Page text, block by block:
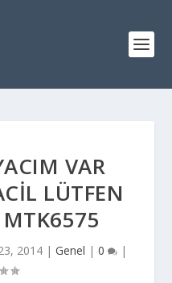
VAR
LÜTFEN
2014 | Genel | 0 |